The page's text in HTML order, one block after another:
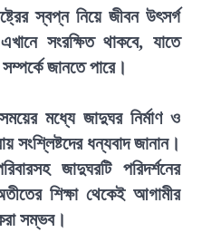
স্বপ্ন নিয়ে জীবন উৎসর্গ
সংরক্ষিত থাকবে, যাতে
জানতে পারে।
মধ্যে জাদুঘর নির্মাণ ও
সংশ্লিষ্টদের ধন্যবাদ জানান।
জাদুঘরটি পরিদর্শনের
শিক্ষা থেকেই আগামীর
সম্ভব।